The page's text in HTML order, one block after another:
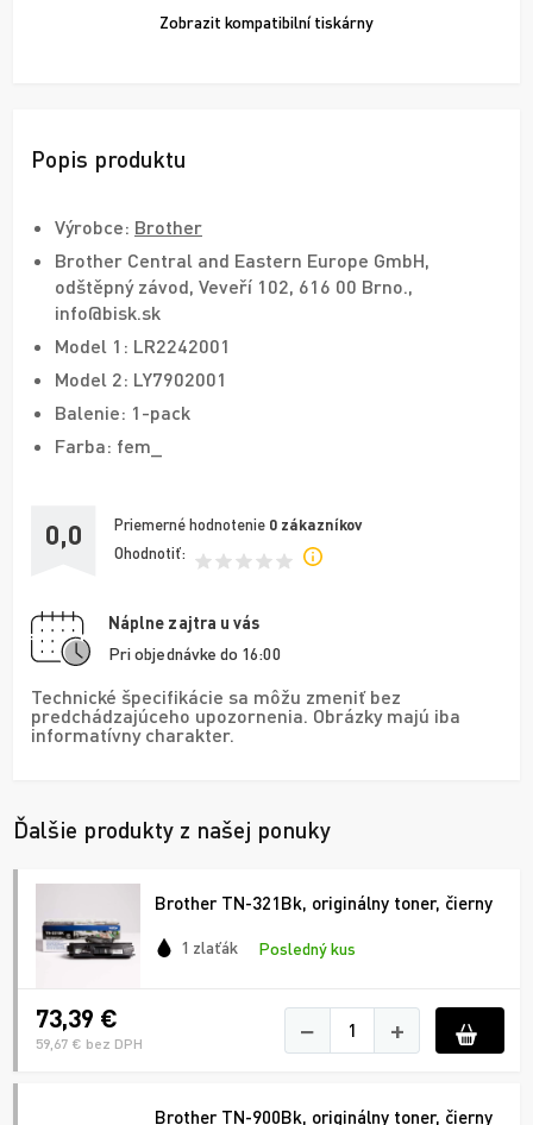
Zobrazit kompatibilní tiskárny
Popis produktu
Výrobce: Brother
Brother Central and Eastern Europe GmbH,
odštěpný závod, Veveří 102, 616 00 Brno.,
info@bisk.sk
Model 1: LR2242001
Model 2: LY7902001
Balenie: 1-pack
Farba: fem_
0,0 Priemerné hodnotenie 0 zákazníkov
Ohodnotiť:
Náplne zajtra u vás
Pri objednávke do 16:00
Technické špecifikácie sa môžu zmeniť bez
predchádzajúceho upozornenia. Obrázky majú iba
informatívny charakter.
Ďalšie produkty z našej ponuky
Brother TN-321Bk, originálny toner, čierny
1 zlaťák Posledný kus
73,39 €
59,67 € bez DPH − +
Brother TN-900Bk, originálny toner, čierny